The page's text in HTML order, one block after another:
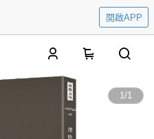
開啟APP
1/1